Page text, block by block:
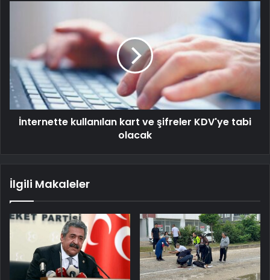
İnternette kullanılan kart ve şifreler KDV'ye tabi
olacak
İlgili Makaleler